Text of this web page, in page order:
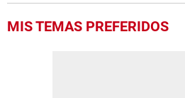
MIS TEMAS PREFERIDOS